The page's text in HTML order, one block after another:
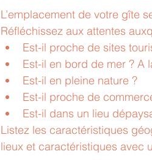
L’emplacement de votre gîte
Réfléchissez aux attentes
Est-il proche de sites
Est-il en bord de mer ? A
Est-il en pleine nature ?
Est-il proche de
Est-il dans un lieu
Listez les caractéristiques
lieux et caractéristiques avec